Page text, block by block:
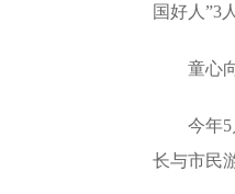
国好人”3
童心
今年
长与市民